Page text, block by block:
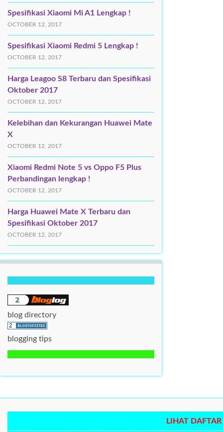
Spesifikasi Xiaomi Mi A1 Lengkap !
OCTOBER 12, 2017
Spesifikasi Xiaomi Redmi 5 Lengkap !
OCTOBER 12, 2017
Harga Leagoo S8 Terbaru dan Spesifikasi
Oktober 2017
OCTOBER 12, 2017
Kelebihan dan Kekurangan Huawei Mate
X
OCTOBER 12, 2017
Xiaomi Redmi Note 5 vs Oppo F5 Plus
Perbandingan lengkap !
OCTOBER 12, 2017
Harga Huawei Mate X Terbaru dan
Spesifikasi Oktober 2017
OCTOBER 12, 2017
blog directory
blogging tips
LIHAT